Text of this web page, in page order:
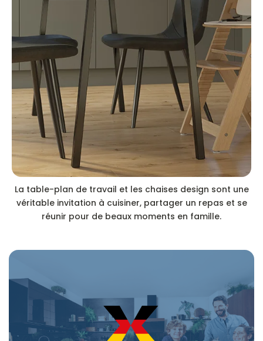
La table-plan de travail et les chaises design sont une
véritable invitation à cuisiner, partager un repas et se
réunir pour de beaux moments en famille.